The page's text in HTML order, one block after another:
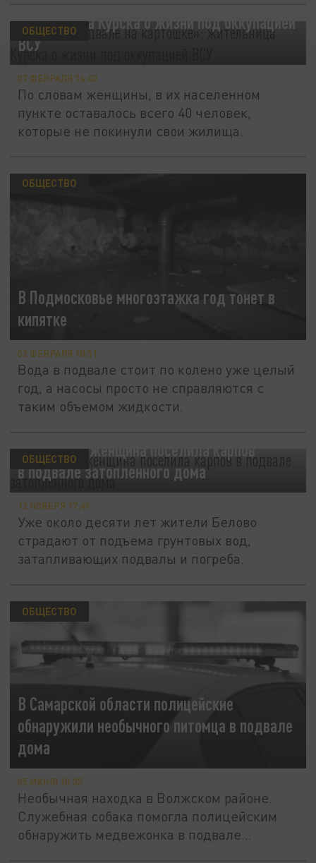
жительница Курска о жизни под оккупацией
ВСУ
ОБЩЕСТВО
07 ФЕВРАЛЯ 14:40
По словам женщины, в их населенном
пункте оставалось всего 40 человек,
которые не покинули свои жилища.
В Подмосковье многоэтажка год тонет в
кипятке
ОБЩЕСТВО
02 ФЕВРАЛЯ 18:51
Вода в подвале стоит по колено уже целый
год, а насосы просто не справляются с
таким объемом жидкости.
В Кузбассе женщина поселила карпов
в подвале затопленного дома
ОБЩЕСТВО
12 НОЯБРЯ 17:49
Уже около десяти лет жители Белово
страдают от подъема грунтовых вод,
затапливающих подвалы и погреба.
В Самарской области полицейские
обнаружили необычного питомца в подвале
дома
ОБЩЕСТВО
05 ИЮНЯ 10:35
Необычная находка в Волжском районе.
Служебная собака помогла полицейским
обнаружить медвежонка в подвале...